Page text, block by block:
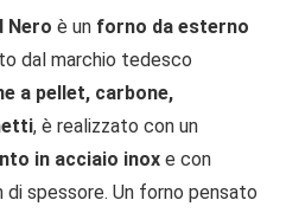
Nero è un forno da esterno
dal marchio tedesco
a pellet, carbone,
, è realizzato con un
in acciaio inox e con
spessore. Un forno pensato